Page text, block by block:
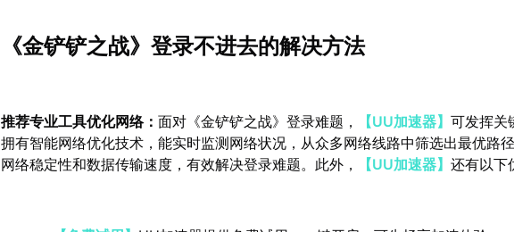
《金铲铲之战》登录不进去的解决方法
推荐专业工具优化网络：面对《金铲铲之战》登录难题， 【UU加速器】可发挥关
拥有智能网络优化技术，能实时监测网络状况，从众多网络线路中筛选出最优路
网络稳定性和数据传输速度，有效解决登录难题。此外，
【UU加速器】还有以下